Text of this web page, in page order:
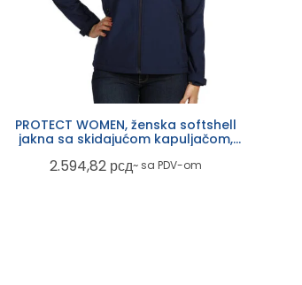
PROTECT WOMEN, ženska softshell
jakna sa skidajućom kapuljačom,
2.594,82 рсд~ sa PDV-om